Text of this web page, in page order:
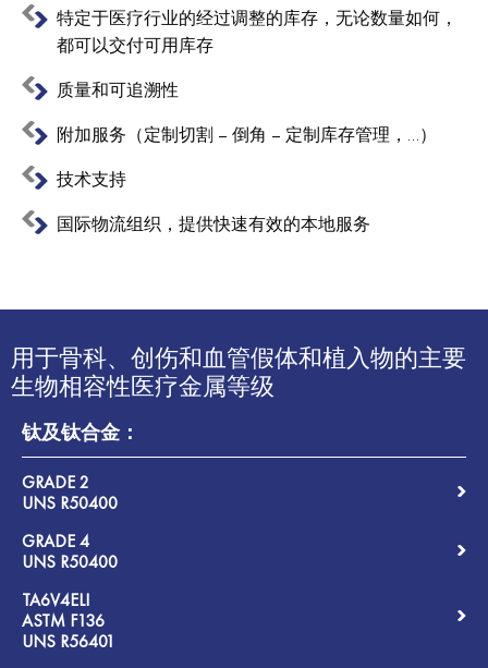
特定于医疗行业的经过调整的库存，无论数量如何，
都可以交付可用库存
质量和可追溯性
附加服务（定制切割 – 倒角 – 定制库存管理，…）
技术支持
国际物流组织，提供快速有效的本地服务
用于骨科、创伤和血管假体和植入物的主要
生物相容性医疗金属等级
钛及钛合金：
GRADE 2
UNS R50400
GRADE 4
UNS R50400
TA6V4ELI
ASTM F136
UNS R56401